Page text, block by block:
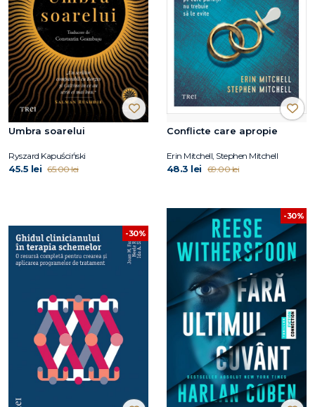
Umbra soarelui
Ryszard Kapuściński
45.5 lei 65.00 lei
Conflicte care apropie
Erin Mitchell, Stephen Mitchell
48.3 lei 69.00 lei
-30%
-30%